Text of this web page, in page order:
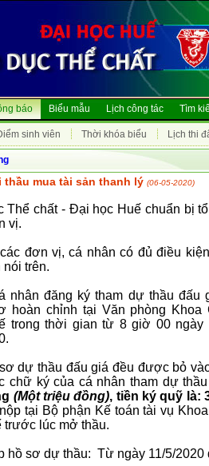
báo
sinh viên Thời khóa biểu Lịch thi
Biểu mẫu Lịch công tác Tìm
thầu mua tài sản thanh lý (06-05-2020)
Thể chất - Đại học Huế chuẩn bị
vị.
đơn vị, cá nhân có đủ điều
nói trên.
nhân đăng ký tham dự thầu đấu
hoàn chỉnh tại Văn phòng
trong thời gian từ 8 giờ 00 ngày
dự thầu đấu giá đều được bỏ
chữ ký của cá nhân tham dự
(Một triệu đồng), tiền ký quỹ là:
tại Bộ phận Kế toán tài vụ
trước lúc mở thầu.
hồ sơ dự thầu: Từ ngày 11/5/2020